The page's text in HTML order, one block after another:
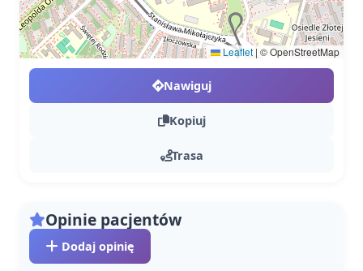
Leaflet |© OpenStreetMap
Nawiguj
Kopiuj
Trasa
Opinie pacjentów
Dodaj opinię